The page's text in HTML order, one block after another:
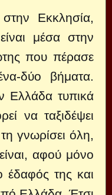
Εκκλησία,
μέσα στην
που πέρασε
δύο βήματα.
Ελλάδα τυπικά
να ταξιδέψει
γνωρίσει όλη,
αφού μόνο
της και